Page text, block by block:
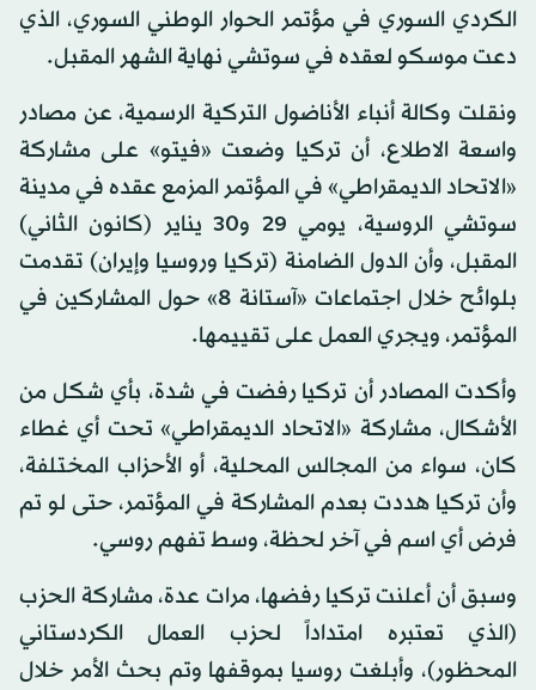
الكردي السوري في مؤتمر الحوار الوطني السوري، الذي
دعت موسكو لعقده في سوتشي نهاية الشهر المقبل.
ونقلت وكالة أنباء الأناضول التركية الرسمية، عن مصادر
واسعة الاطلاع، أن تركيا وضعت «فيتو» على مشاركة
«الاتحاد الديمقراطي» في المؤتمر المزمع عقده في مدينة
سوتشي الروسية، يومي 29 و30 يناير (كانون الثاني)
المقبل، وأن الدول الضامنة (تركيا وروسيا وإيران) تقدمت
بلوائح خلال اجتماعات «آستانة 8» حول المشاركين في
المؤتمر، ويجري العمل على تقييمها.
وأكدت المصادر أن تركيا رفضت في شدة، بأي شكل من
الأشكال، مشاركة «الاتحاد الديمقراطي» تحت أي غطاء
كان، سواء من المجالس المحلية، أو الأحزاب المختلفة،
وأن تركيا هددت بعدم المشاركة في المؤتمر، حتى لو تم
فرض أي اسم في آخر لحظة، وسط تفهم روسي.
وسبق أن أعلنت تركيا رفضها، مرات عدة، مشاركة الحزب
(الذي تعتبره امتداداً لحزب العمال الكردستاني
المحظور)، وأبلغت روسيا بموقفها وتم بحث الأمر خلال